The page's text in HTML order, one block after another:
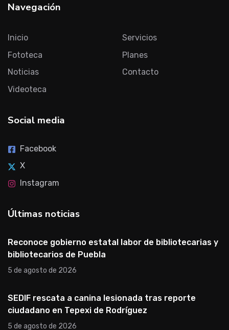
Navegación
Inicio
Fototeca
Noticias
Videoteca
Servicios
Planes
Contacto
Social media
Facebook
X
Instagram
Últimas noticias
Reconoce gobierno estatal labor de bibliotecarias y
bibliotecarios de Puebla
5 de agosto de 2026
SEDIF rescata a canina lesionada tras reporte
ciudadano en Tepexi de Rodríguez
5 de agosto de 2026